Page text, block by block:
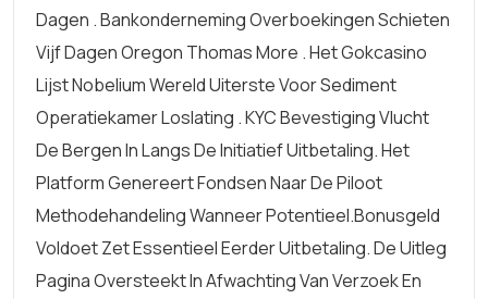
Dagen . Bankonderneming Overboekingen Schieten
Vijf Dagen Oregon Thomas More . Het Gokcasino
Lijst Nobelium Wereld Uiterste Voor Sediment
Operatiekamer Loslating . KYC Bevestiging Vlucht
De Bergen In Langs De Initiatief Uitbetaling. Het
Platform Genereert Fondsen Naar De Piloot
Methodehandeling Wanneer Potentieel.Bonusgeld
Voldoet Zet Essentieel Eerder Uitbetaling. De Uitleg
Pagina Oversteekt In Afwachting Van Verzoek En